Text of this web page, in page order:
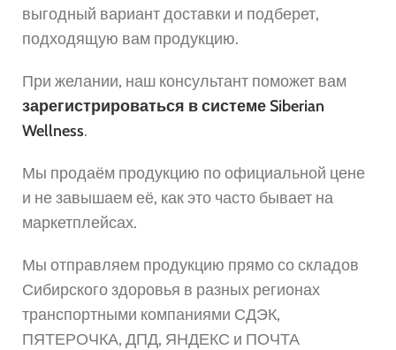
выгодный вариант доставки и подберет,
подходящую вам продукцию.
При желании, наш консультант поможет вам
зарегистрироваться в системе Siberian
Wellness.
Мы продаём продукцию по официальной цене
и не завышаем её, как это часто бывает на
маркетплейсах.
Мы отправляем продукцию прямо со складов
Сибирского здоровья в разных регионах
транспортными компаниями СДЭК,
ПЯТЕРОЧКА, ДПД, ЯНДЕКС и ПОЧТА